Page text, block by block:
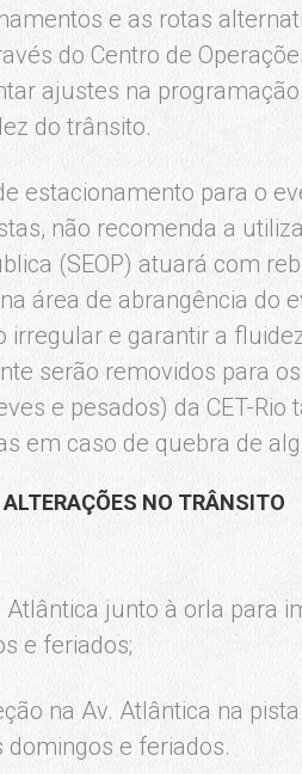
e as rotas
do Centro de
ajustes na
do trânsito.
estacionamento para o
não recomenda a
(SEOP) atuará com
área de abrangência do
irregular e garantir a
serão removidos para
e pesados) da CET-
em caso de quebra de
NO TRÂNSITO
junto à orla para
e feriados;
na Av. Atlântica na
e feriados.